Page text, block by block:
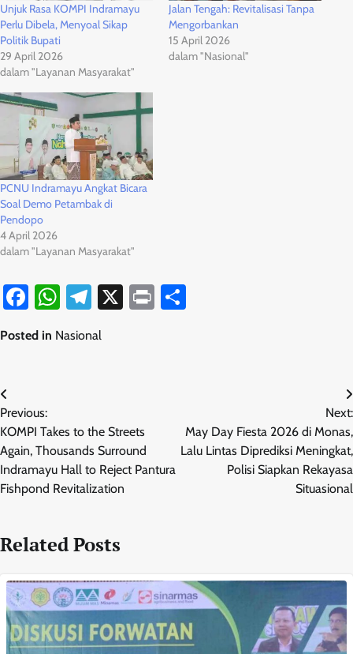
Unjuk Rasa KOMPI Indramayu
Perlu Dibela, Menyoal Sikap
Politik Bupati
29 April 2026
dalam "Layanan Masyarakat"
Jalan Tengah: Revitalisasi Tanpa
Mengorbankan
15 April 2026
dalam "Nasional"
PCNU Indramayu Angkat Bicara
Soal Demo Petambak di
Pendopo
4 April 2026
dalam "Layanan Masyarakat"
Facebook
WhatsApp
Telegram
X Print
Posted in Nasional
Navigasi
pos
Previous:
KOMPI Takes to the Streets
Again, Thousands Surround
Indramayu Hall to Reject Pantura
Fishpond Revitalization
Next:
May Day Fiesta 2026 di Monas,
Lalu Lintas Diprediksi Meningkat,
Polisi Siapkan Rekayasa
Situasional
Related Posts